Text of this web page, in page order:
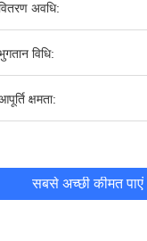
अवधि:
विधि:
क्षमता:
सबसे अच्छी कीमत पाएं